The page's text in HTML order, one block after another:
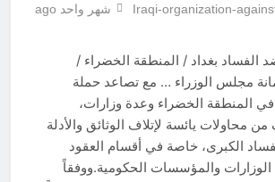
Iraqi-organization-
شهر واحد ago
الفساد بغداد / المنطقة الخضراء /
مجلس الوزراء … مع تصاعد حملة
في المنطقة الخضراء وعدة وزارات،
محاولات يائسة لإتلاف الوثائق والأدلة
الكبرى، خاصة في أقسام العقود
والمؤسسات الحكومية.ووفقاً